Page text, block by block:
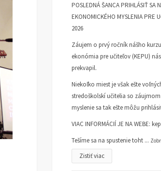
POSLEDNÁ ŠANCA PRIHLÁSIŤ SA
EKONOMICKÉHO MYSLENIA PRE
2026
Záujem o prvý ročník nášho
ekonómia pre učiteľov (KEPU)
prekvapil.
Niekoľko miest je však ešte
stredoškolskí učitelia so
myslenie sa tak ešte môžu
VIAC INFORMÁCIÍ JE NA WEBE:
Tešíme sa na spustenie toht ...
Zistiť viac